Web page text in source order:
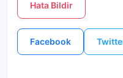
Hata Bildir
Facebook